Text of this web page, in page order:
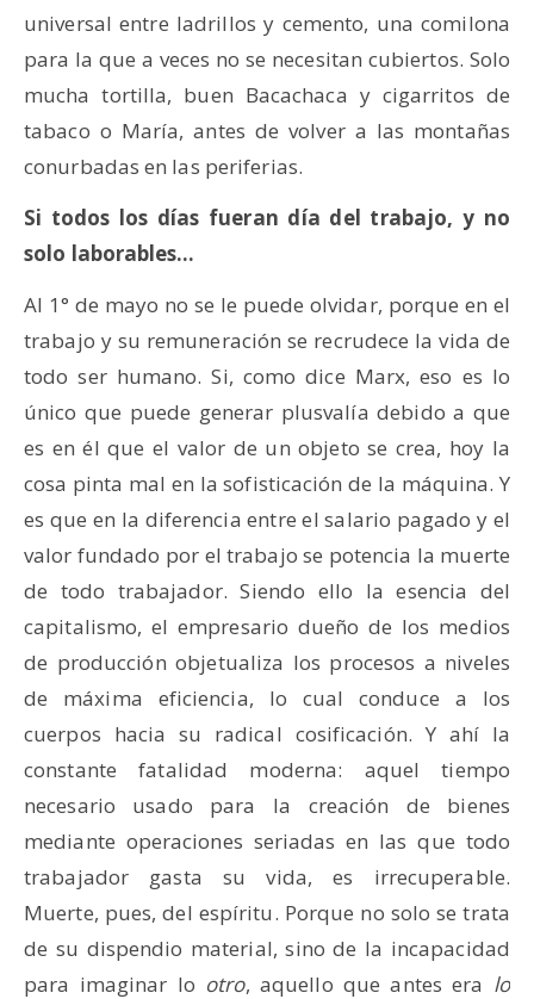
universal entre ladrillos y cemento, una comilona
para la que a veces no se necesitan cubiertos. Solo
mucha tortilla, buen Bacachaca y cigarritos de
tabaco o María, antes de volver a las montañas
conurbadas en las periferias.
Si todos los días fueran día del trabajo, y no
solo laborables…
Al 1° de mayo no se le puede olvidar, porque en el
trabajo y su remuneración se recrudece la vida de
todo ser humano. Si, como dice Marx, eso es lo
único que puede generar plusvalía debido a que
es en él que el valor de un objeto se crea, hoy la
cosa pinta mal en la sofisticación de la máquina. Y
es que en la diferencia entre el salario pagado y el
valor fundado por el trabajo se potencia la muerte
de todo trabajador. Siendo ello la esencia del
capitalismo, el empresario dueño de los medios
de producción objetualiza los procesos a niveles
de máxima eficiencia, lo cual conduce a los
cuerpos hacia su radical cosificación. Y ahí la
constante fatalidad moderna: aquel tiempo
necesario usado para la creación de bienes
mediante operaciones seriadas en las que todo
trabajador gasta su vida, es irrecuperable.
Muerte, pues, del espíritu. Porque no solo se trata
de su dispendio material, sino de la incapacidad
para imaginar lo otro, aquello que antes era lo